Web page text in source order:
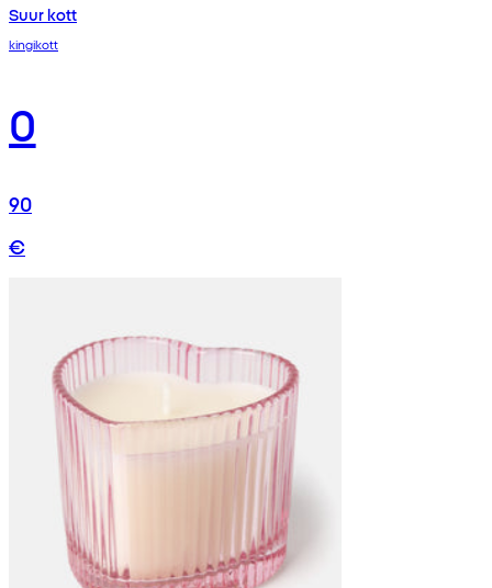
Suur kott
kingikott
0
90
€